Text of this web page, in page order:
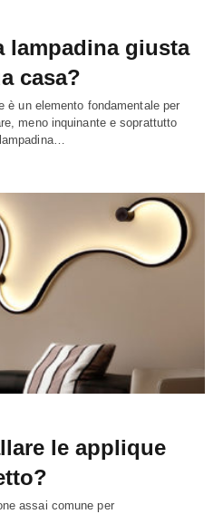
lampadina giusta
casa?
è un elemento fondamentale per
meno inquinante e soprattutto
le applique
assai comune per